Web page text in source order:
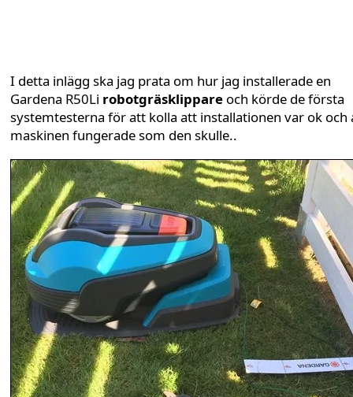
I detta inlägg ska jag prata om hur jag installerade en
Gardena R50Li robotgräsklippare och körde de första
systemtesterna för att kolla att installationen var ok och
maskinen fungerade som den skulle..